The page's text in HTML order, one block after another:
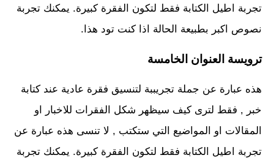
تجربة اطيل الكتابة فقط لتكون الفقرة كبيرة. يمكنك تجربة
نصوص اكبر بطبيعة الحالة اذا كنت تود هذا.
ترويسة العنوان الخامسة
هذه عبارة عن جملة تجريببة لتنسيق فقرة عادية عند كتابة
خبر , فقط لترى كيف سيظهر شكل الفقرات للاخبار او
المقالات او المواضيع التي ستكتب , لا تنسى هذه عبارة عن
تجربة اطيل الكتابة فقط لتكون الفقرة كبيرة. يمكنك تجربة